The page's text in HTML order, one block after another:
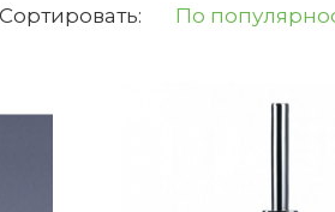
Сортировать: По